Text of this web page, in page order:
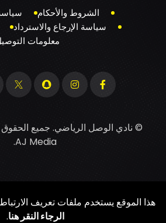
الشروط والأحكام
سياسة الإرجاع والاسترداد
معلومات
© نادي الوصل الرياضي. جميع
AJ Media
.
هذا الموقع يستخدم ملفات تعريف
الرجاء النقر هنا.